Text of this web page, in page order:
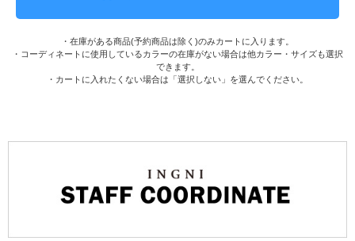
・在庫がある商品(予約商品は除く)のみカートに入ります。
・コーディネートに使用しているカラーの在庫がない場合は他カラー・サイズも選択
できます。
・カートに入れたくない場合は「選択しない」を選んでください。